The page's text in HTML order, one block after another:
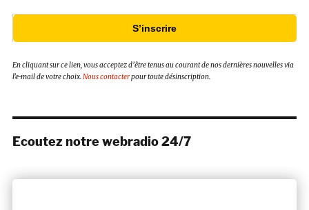
S’inscrire
En cliquant sur ce lien, vous acceptez d’être tenus au courant de nos dernières nouvelles via
l’e-mail de votre choix.Nous contacterpour toute désinscription.
Ecoutez notre webradio 24/7